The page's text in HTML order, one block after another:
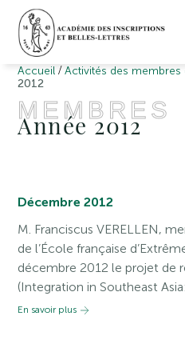
Accueil /Activités des
2012
MEMBRES
Année 2012
Décembre 2012
M. Franciscus VERELLEN,
de l’École française
décembre 2012 le projet de
(Integration in Southeast Asia:
En savoir plus